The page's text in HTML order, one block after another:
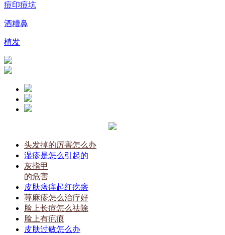
痘印痘坑
酒糟鼻
植发
头发掉的厉害怎么办
湿疹是怎么引起的
灰指甲
的危害
皮肤瘙痒起红疙瘩
荨麻疹怎么治疗好
脸上长痘怎么祛除
脸上有疤痕
皮肤过敏怎么办